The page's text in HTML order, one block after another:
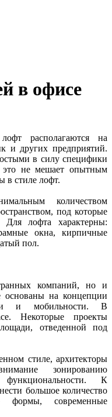
в офисе
располагаются на
и других предприятий.
в силу специфики
это не мешает опытным
в стиле лофт.
количеством
под которые
Для лофта характерны:
окна, кирпичные
пол.
компаний, но и
основаны на концепции
и мобильности. В
Некоторые проекты
отведенной под
стиле, архитекторы
зонированию
К
большое количество
формы, современные